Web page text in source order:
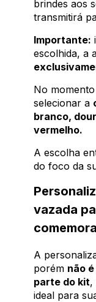
brindes aos
transmitirá
Importante:
escolhida, a
No
selecionar a
branco,
vermelho.
A escolha
do foco da
vazada
A
porém não
parte do kit,
ideal para